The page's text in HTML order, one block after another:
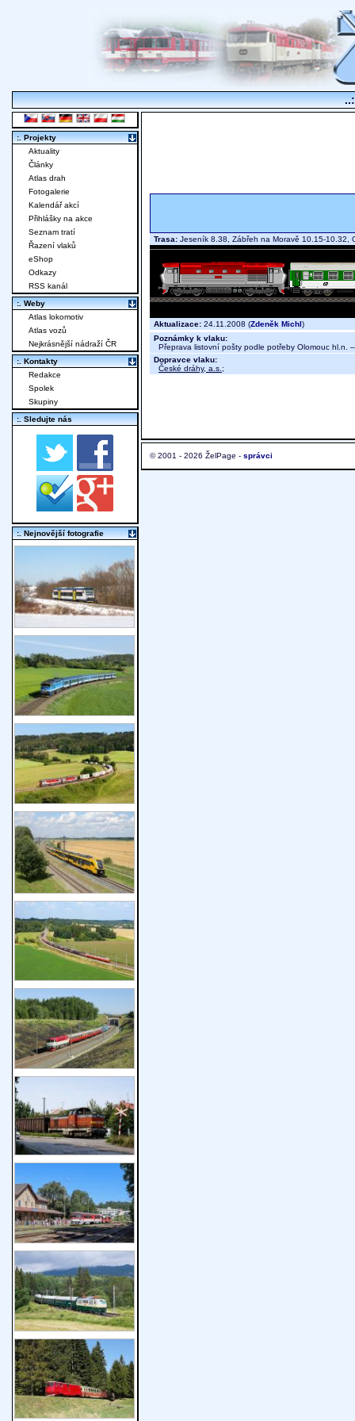
Trasa: Jeseník 8.38, Zábřeh na Moravě 10.15-
Aktualizace: 24.11.2008 (Zdeněk Michl)
Poznámky k vlaku:
Přeprava listovní pošty podle potřeby Olomouc hl.n.
Dopravce vlaku:
České dráhy, a.s. ;
© 2001 - 2026 ŽelPage - správci
:. Projekty
Aktuality
Články
Atlas drah
Fotogalerie
Kalendář akcí
Přihlášky na akce
Seznam tratí
Řazení vlaků
eShop
Odkazy
RSS kanál
:. Weby
Atlas lokomotiv
Atlas vozů
Nejkrásnější nádraží ČR
:. Kontakty
Redakce
Spolek
Skupiny
:. Sledujte nás
:. Nejnovější fotografie